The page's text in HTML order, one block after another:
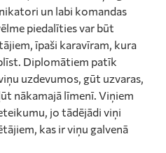
un labi komandas
piedalīties var būt
īpaši karavīram, kura
Diplomātiem patīk
uzdevumos, gūt uzvaras,
nākamajā līmenī. Viņiem
jo tādējādi viņi
kas ir viņu galvenā